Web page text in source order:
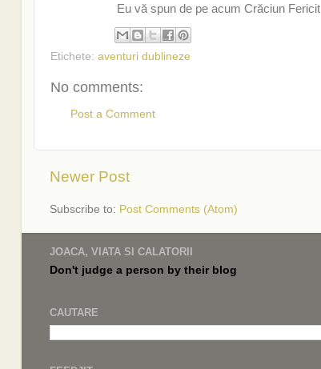
Eu vă spun de pe acum Crăciun
Etichete: aventuri dublineze
No comments:
Post a Comment
Newer Post
Subscribe to: Post Comments (Atom)
JOACA, VIATA SI CALATORII
Don't judge a person by their blog
CAUTARE